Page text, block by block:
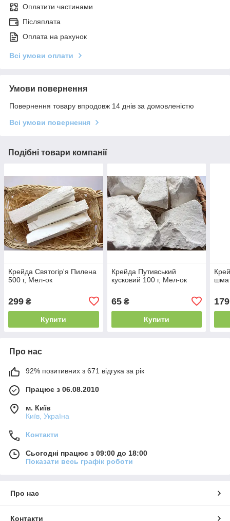
Оплатити частинами
Післяплата
Оплата на рахунок
Всі умови оплати
Умови повернення
Повернення товару впродовж 14 днів за домовленістю
Всі умови повернення
Подібні товари компанії
Крейда Святогір'я Пилена
500 г, Мел-ок
299 ₴
Купити
Крейда Путивський
кусковий 100 г, Мел-ок
65₴
Купити
179
Про нас
92% позитивних з 671 відгука за рік
Працює з 06.08.2010
м. Київ
Київ, Україна
Контакти
Сьогодні працює з 09:00 до 18:00
Показати весь графік роботи
Про нас
Контакти